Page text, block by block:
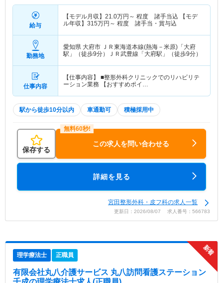
給与
【モデル月収】 21.0万円～ 程度 諸手当込 【モデ
ル年収】 315万円～ 程度 諸手当・賞与込
勤務地
愛知県 大府市 ＪＲ東海道本線(熱海－米原)「大府
駅」（徒歩9分）ＪＲ武豊線「大府駅」（徒歩9分）
仕事内容
【仕事内容】 ■整形外科クリニックでのリハビリテ
ーション業務 【おすすめポイ…
駅から徒歩10分以内 車通勤可 積極採用中
保存する
この求人を問い合わせる
詳細を見る
宮田整形外科・皮フ科の求人一覧
更新日：2026/08/07 求人番号：566783
理学療法士 正職員
有限会社丸八介護サービス 丸八訪問看護ステーション